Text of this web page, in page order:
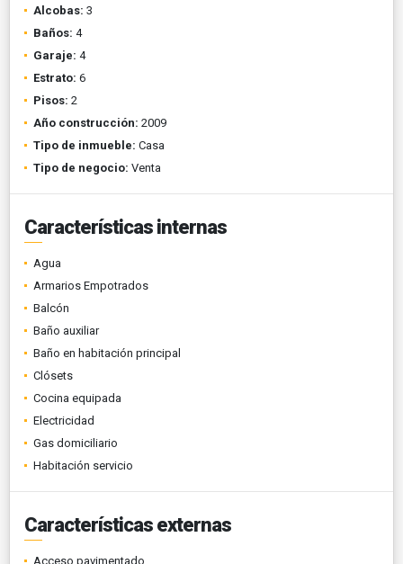
Alcobas: 3
Baños: 4
Garaje: 4
Estrato: 6
Pisos: 2
Año construcción: 2009
Tipo de inmueble: Casa
Tipo de negocio: Venta
Características internas
Agua
Armarios Empotrados
Balcón
Baño auxiliar
Baño en habitación principal
Clósets
Cocina equipada
Electricidad
Gas domiciliario
Habitación servicio
Características externas
Acceso pavimentado